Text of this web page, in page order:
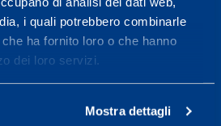
i quali potrebbero combinarle
ha fornito loro o che hanno
dei loro servizi.
Mostra dettagli